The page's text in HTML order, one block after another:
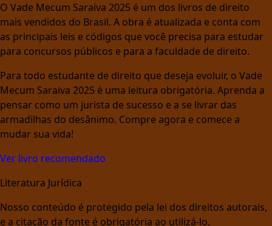
O Vade Mecum Saraiva 2025 é um dos livros de direito
mais vendidos do Brasil. A obra é atualizada e conta com
as principais leis e códigos que você precisa para estudar
para concursos públicos e para a faculdade de direito.
Para todo estudante de direito que deseja evoluir, o Vade
Mecum Saraiva 2025 é uma leitura obrigatória. Aprenda a
pensar como um jurista de sucesso e a se livrar das
armadilhas do desânimo. Compre agora e comece a
mudar sua vida!
Ver livro recomendado
Literatura Jurídica
Nosso conteúdo é protegido pela lei dos direitos autorais,
e a citação da fonte é obrigatória ao utilizá-lo.